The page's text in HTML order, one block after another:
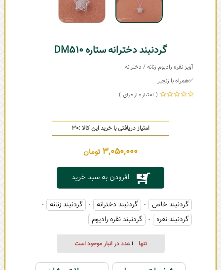
گردنبند دخترانه ستاره DM510
آویز نقره رادیوم زنانه / دخترانه
✅همراه با زنجیر
0
0
امتیاز دریافتی با خرید این کالا :30
3,050,000 تومان
افزودن به سبد خرید
گردنبند خاص - گردنبند دخترانه - گردنبند زنانه -
گردنبند نقره - گردنبند نقره رادیوم
تنها 1 عدد در انبار موجود است